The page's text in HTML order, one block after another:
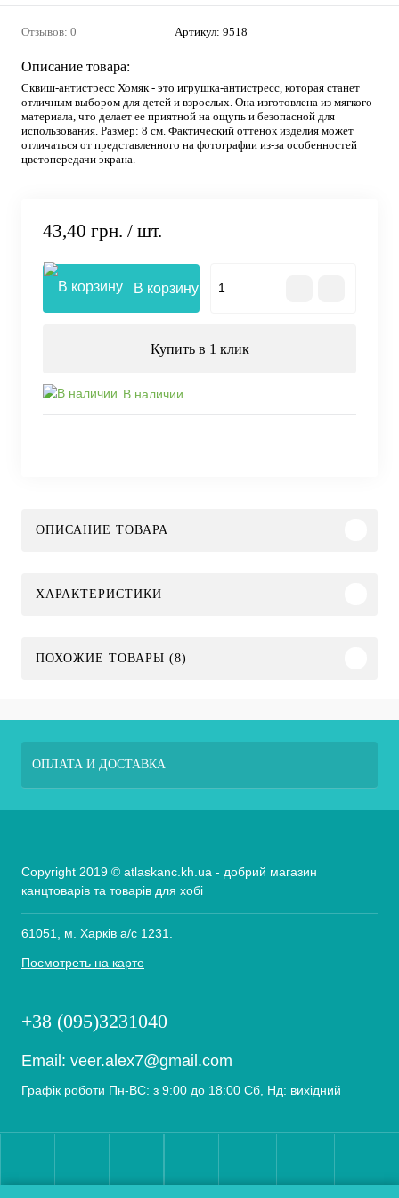
Отзывов: 0 Артикул: 9518
Описание товара:
Сквиш-антистресс Хомяк - это игрушка-антистресс, которая станет
отличным выбором для детей и взрослых. Она изготовлена из мягкого
материала, что делает ее приятной на ощупь и безопасной для
использования. Размер: 8 см. Фактический оттенок изделия может
отличаться от представленного на фотографии из-за особенностей
цветопередачи экрана.
43,40 грн. / шт.
В корзину
Купить в 1 клик
В наличии
ОПИСАНИЕ ТОВАРА
ХАРАКТЕРИСТИКИ
ПОХОЖИЕ ТОВАРЫ (8)
ОПЛАТА И ДОСТАВКА
Copyright 2019 © atlaskanc.kh.ua - добрий магазин
канцтоварів та товарів для хобі
61051, м. Харків а/с 1231.
Посмотреть на карте
+38 (095)3231040
Email: veer.alex7@gmail.com
Графік роботи Пн-ВС: з 9:00 до 18:00 Сб, Нд: вихідний